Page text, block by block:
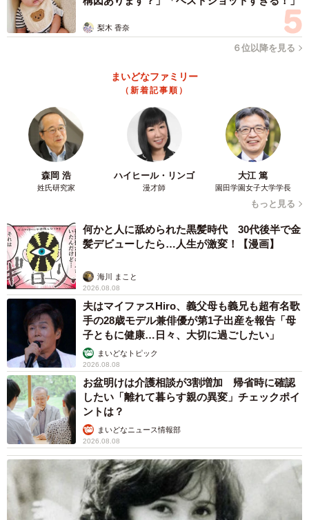
4/5
貴族感あふれるムーさん（画像提供：ムーさん）
ーー首飾りが大きな反響を呼びましたね。
「みなさまにムーさんを見ていただけて、とても感謝して
います。まさかこれほどの人に見ていただけるなん
て……。『牡蠣侯爵』『牡蠣貴族』という声もあって恥ず
かしかったです。また、AIが生成したようなコメントが寄
せられていたのも印象的でした。投稿と噛み合っていない
感じが、なぜかおもしろかったです」
リプライ欄には、ムーさんのかわいらしい姿に目を奪われ
る人が続出。ユニークなコメントが集まり、盛り上がりを
見せています。
「ルネッサンス感」
梨木 香奈
６位以降を見る
まいどなファミリー
（新着記事順）
森岡 浩
姓氏研究家
ハイヒール・リンゴ
漫才師
大江 篤
園田学園女子大学学長
もっと見る
何かと人に舐められた黒髪時代 30代後半で金
髪デビューしたら…人生が激変！【漫画】
海川 まこと
2026.08.08
夫はマイファスHiro、義父母も義兄も超有名歌
手の28歳モデル兼俳優が第1子出産を報告「母
子ともに健康…日々、大切に過ごしたい」
まいどなトピック
2026.08.08
お盆明けは介護相談が3割増加 帰省時に確認
したい「離れて暮らす親の異変」チェックポイ
ントは？
まいどなニュース情報部
2026.08.08